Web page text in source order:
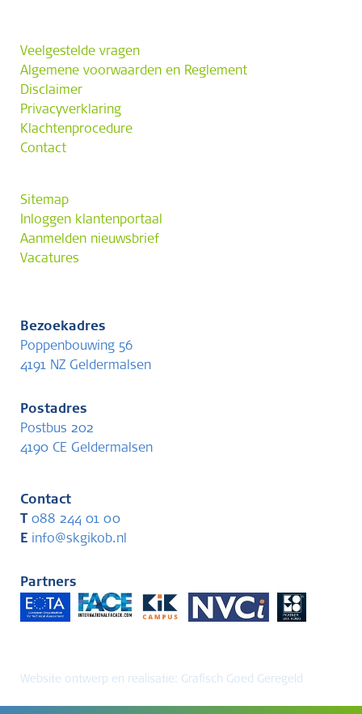
Veelgestelde vragen
Algemene voorwaarden en Reglement
Disclaimer
Privacyverklaring
Klachtenprocedure
Contact
Sitemap
Inloggen klantenportaal
Aanmelden nieuwsbrief
Vacatures
Bezoekadres
Poppenbouwing 56
4191 NZ Geldermalsen
Postadres
Postbus 202
4190 CE Geldermalsen
Contact
088 244 01 00
E info@skgikob.nl
Partners
Website ontwerp en realisatie: Grafisch Goed Geregeld